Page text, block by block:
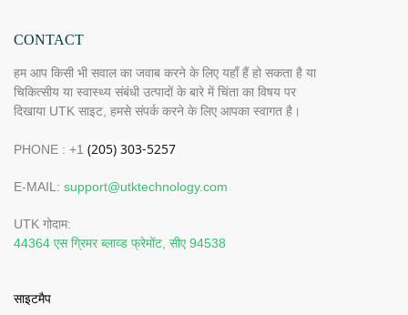
CONTACT
हम आप किसी भी सवाल का जवाब करने के लिए यहाँ हैं हो सकता है या
चिकित्सीय या स्वास्थ्य संबंधी उत्पादों के बारे में चिंता का विषय पर
दिखाया UTK साइट, हमसे संपर्क करने के लिए आपका स्वागत है।
PHONE : +1
E-MAIL: support@utktechnology.com
UTK गोदाम:
44364 एस ग्रिमर ब्लाव्ड फ्रेमोंट, सीए 94538
साइटमैप